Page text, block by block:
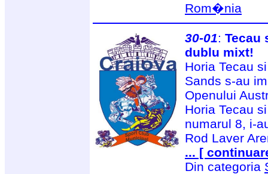
Rom�nia
30-01: Tecau
dublu mixt!
Horia Tecau
Sands s-au
Openului
Horia Tecau
numarul 8, i-
Rod Laver
... [
Din categoria